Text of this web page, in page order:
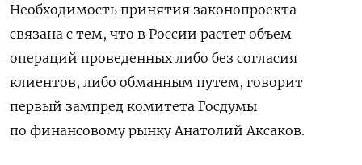
Необходимость принятия законопроекта
связана с тем, что в России растет объем
операций проведенных либо без согласия
клиентов, либо обманным путем, говорит
первый зампред комитета Госдумы
по финансовому рынку Анатолий Аксаков.